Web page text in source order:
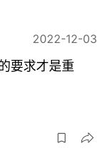
2022-12-03
要求才是重